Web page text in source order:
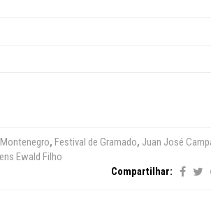
, Festival de Gramado, Juan José
Ewald Filho
Compartilhar: